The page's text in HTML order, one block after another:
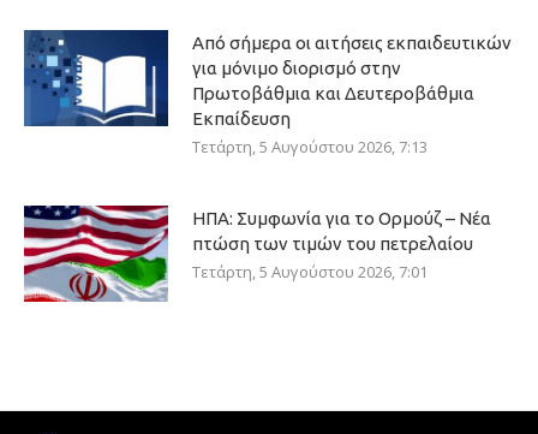
Από σήμερα οι αιτήσεις εκπαιδευτικών
για μόνιμο διορισμό στην
Πρωτοβάθμια και Δευτεροβάθμια
Εκπαίδευση
Τετάρτη, 5 Αυγούστου 2026, 7:13
ΗΠΑ: Συμφωνία για το Ορμούζ – Νέα
πτώση των τιμών του πετρελαίου
Τετάρτη, 5 Αυγούστου 2026, 7:01